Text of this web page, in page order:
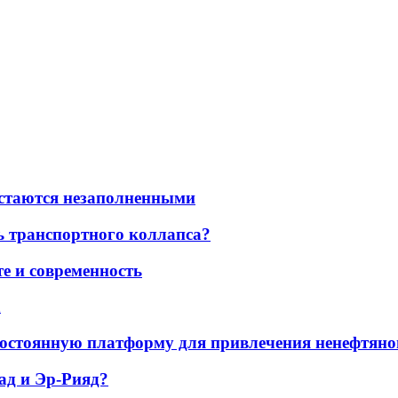
незаполненными
коллапса?
и современность
платформу для привлечения
и Эр-Рияд?